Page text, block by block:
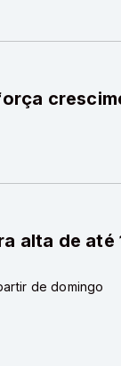
alta de até
de domingo